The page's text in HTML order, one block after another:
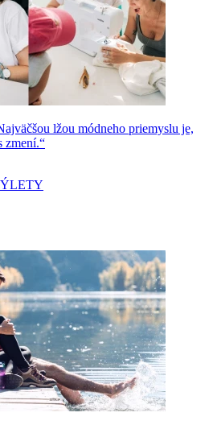
lžou módneho priemyslu je,
zmení.“